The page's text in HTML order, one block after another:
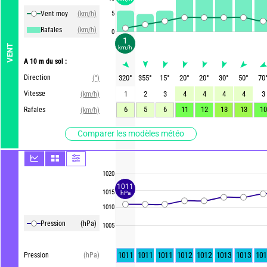
VENT
Vent moy
(km/h)
Rafales
(km/h)
A 10 m du sol :
Direction
(°)
Vitesse
(km/h)
Rafales
(km/h)
Comparer les modèles météo
Pression (hPa)
Pression (hPa)
5
0
1020
1015
1010
1005
320° 355° 15° 20° 20° 30° 50° 70
1
2 3 4 4 4 4
3
6
5 6 11 12 13 13 10
1011 1011 1011 1012 1012 1013 1013
1
km/h
1011
hPa